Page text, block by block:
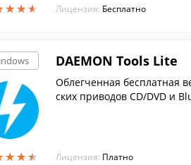
★★★
★★★ Лицензия: Бесплатно
★★★
★★★
DAEMON Tools Lite
Облегченная бесплатная
ских приводов CD/DVD и
Лицензия: Платно